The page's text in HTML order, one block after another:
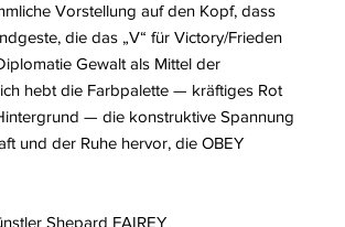
Vorstellung auf den Kopf, dass
die das „V“ für Victory/Frieden
Gewalt als Mittel der
hebt die Farbpalette — kräftiges Rot
— die konstruktive Spannung
und der Ruhe hervor, die OBEY
Shepard FAIREY